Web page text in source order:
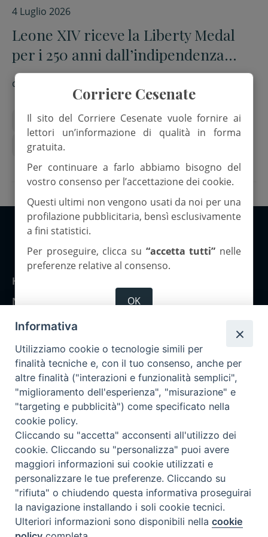
4 Luglio 2026
Leone XIV riceve la Liberty Medal
per i 250 anni dall’indipendenza
americana: “La dignità viene prima
di ogni confine”
di
4 luglio Donald Trump filadelfia
Papa Leone XIV
Copyright 2026 ©Corriere Cesenate
Home
Notizie
Rubriche
Chi siamo
Come abbonarsi
Contatti
Corriere Cesenate
Il sito del Corriere Cesenate vuole fornire ai
lettori un’informazione di qualità in forma
gratuita.
Per continuare a farlo abbiamo bisogno del
vostro consenso per l’accettazione dei cookie.
Questi ultimi non vengono usati da noi per una
profilazione pubblicitaria, bensì esclusivamente
a fini statistici.
Per proseguire, clicca su “accetta tutti” nelle
preferenze relative al consenso.
OK
Informativa
Utilizziamo cookie o tecnologie simili per
finalità tecniche e, con il tuo consenso, anche per
altre finalità ("interazioni e funzionalità semplici",
"miglioramento dell'esperienza", "misurazione" e
"targeting e pubblicità") come specificato nella
cookie policy.
Cliccando su "accetta" acconsenti all'utilizzo dei
cookie. Cliccando su "personalizza" puoi avere
maggiori informazioni sui cookie utilizzati e
personalizzare le tue preferenze. Cliccando su
"rifiuta" o chiudendo questa informativa proseguirai
la navigazione installando i soli cookie tecnici.
Ulteriori informazioni sono disponibili nellacookie